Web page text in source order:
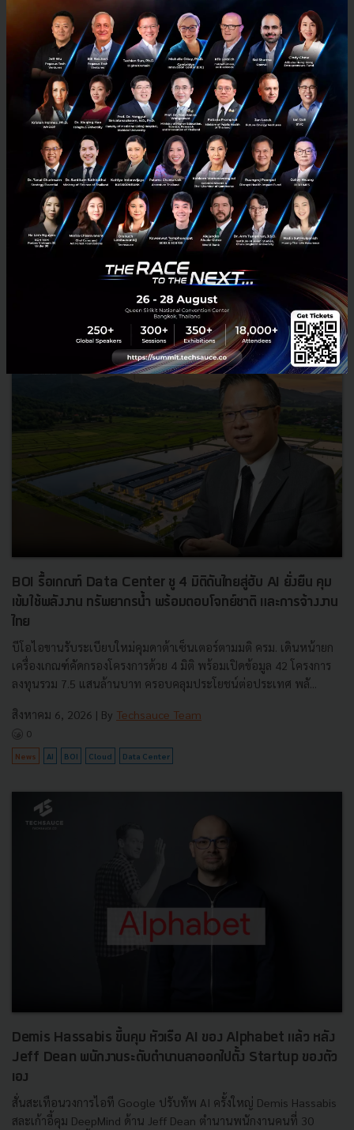
3 เรื่องที่ประเทศไทยต้อง Focus สร้างคน–นวัตกรรม–ปฏิรูป
ระบบราชการ เพื่อยกระดับขีดความสามารถประเทศ
นายอนุทิน ชาญวีรกูล นายกรัฐมนตรีและรัฐมนตรีว่าการกระทรวง
มหาดไทย กล่าวปาฐกถาพิเศษในหัวข้อ “ฝ่าวิกฤติ รับมือระเบียบโลก
ใหม่” ในงาน The INTANIA Forum...
Techsauce Team
เศรษฐกิจไทย
BOI รื้อเกณฑ์ Data Center ชู 4 มิติดันไทยสู่ฮับ AI ยั่งยืน คุม
เข้มใช้พลังงาน ทรัพยากรน้ำ พร้อมตอบโจทย์ชาติ และการจ้างงาน
ไทย
บีโอไอขานรับระเบียบใหม่คุมดาต้าเซ็นเตอร์ตามมติ ครม. เดินหน้ายก
เครื่องเกณฑ์คัดกรองโครงการด้วย 4 มิติ พร้อมเปิดข้อมูล 42 โครงการ
ลงทุนรวม 7.5 แสนล้านบาท ครอบคลุมประโยชน์ต่อประเทศ พลั...
สิงหาคม 6, 2026 | By Techsauce Team
0
News AI BOI Cloud Data Center
Demis Hassabis ขึ้นคุม หัวเรือ AI ของ Alphabet แล้ว หลัง
Jeff Dean พนักงานระดับตำนานลาออกไปตั้ง Startup ของตัว
เอง
สั่นสะเทือนวงการไอที Google ปรับทัพ AI ครั้งใหญ่ Demis Hassabis
สละเก้าอี้คุม DeepMind ด้าน Jeff Dean ตำนานพนักงานคนที่ 30